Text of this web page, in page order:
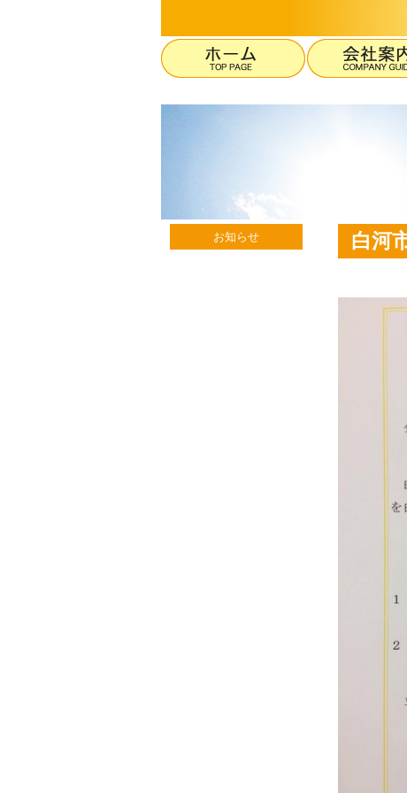
お知らせ 白河